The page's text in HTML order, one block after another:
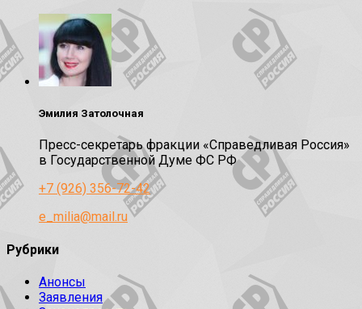
Эмилия Затолочная
Пресс-секретарь фракции «Справедливая Россия»
в Государственной Думе ФС РФ
+7 (926) 356-72-42
e_milia@mail.ru
Рубрики
Анонсы
Заявления